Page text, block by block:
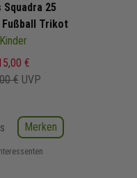
Squadra 25
Fußball Trikot
Kinder
€
€ UVP
Merken